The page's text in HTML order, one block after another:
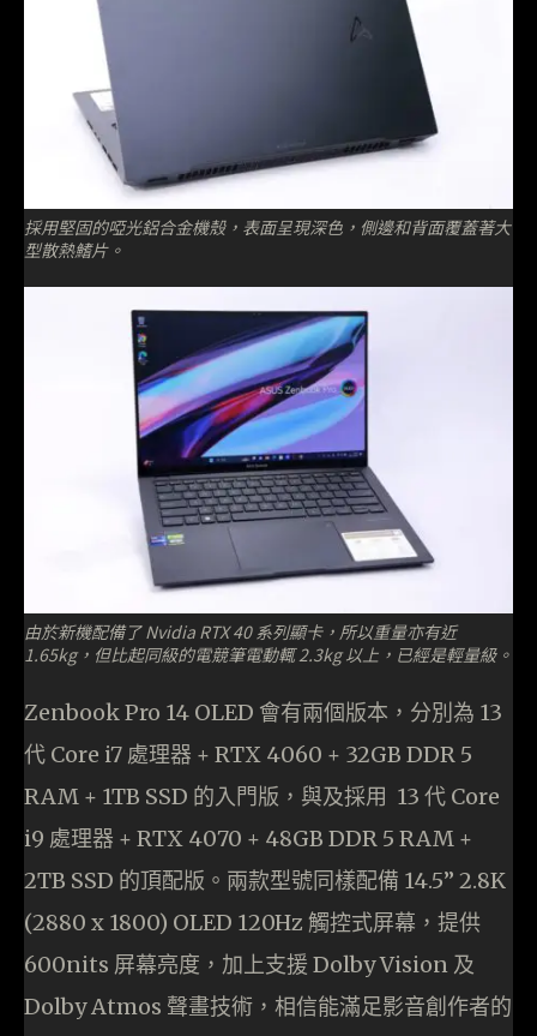
採用堅固的啞光鋁合金機殼，表面呈現深色，側邊和背面覆蓋著大
型散熱鰭片。
由於新機配備了 Nvidia RTX 40 系列顯卡，所以重量亦有近
1.65kg，但比起同級的電競筆電動輒 2.3kg 以上，已經是輕量級。
Zenbook Pro 14 OLED 會有兩個版本，分別為 13
代 Core i7 處理器 + RTX 4060 + 32GB DDR 5
RAM + 1TB SSD 的入門版，與及採用 13 代 Core
i9 處理器 + RTX 4070 + 48GB DDR 5 RAM +
2TB SSD 的頂配版。兩款型號同樣配備 14.5” 2.8K
(2880 x 1800) OLED 120Hz 觸控式屏幕，提供
600nits 屏幕亮度，加上支援 Dolby Vision 及
Dolby Atmos 聲畫技術，相信能滿足影音創作者的